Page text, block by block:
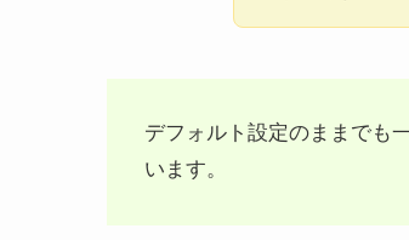
デフォルト設定のままでも
います。